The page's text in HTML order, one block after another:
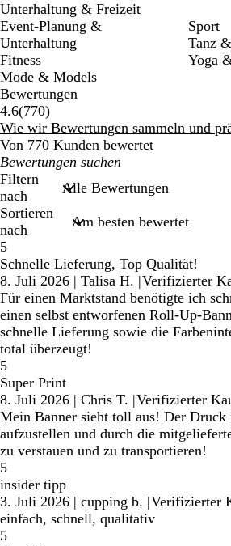
Unterhaltung & Freizeit
Event-Planung &
Unterhaltung
Fitness
Mode & Models
Sport
Tanz
Yoga
Bewertungen
4.6(770770
Bewertungen
)
Wie wir Bewertungen sammeln und
Von 770 Kunden bewertet
Meine
Sucheingaben
Filtern
nach
Sortieren
nach
5
Schnelle Lieferung, Top Qualität!
8. Juli 2026 | Talisa H. |Verifizierter
Für einen Marktstand benötigte ich
einen selbst entworfenen Roll-Up-
schnelle Lieferung sowie die
total überzeugt!
5
Super Print
8. Juli 2026 | Chris T. |Verifizierter
Mein Banner sieht toll aus! Der Druck
aufzustellen und durch die
zu verstauen und zu transportieren!
5
insider tipp
3. Juli 2026 | cupping b. |Verifizierter
einfach, schnell, qualitativ
5